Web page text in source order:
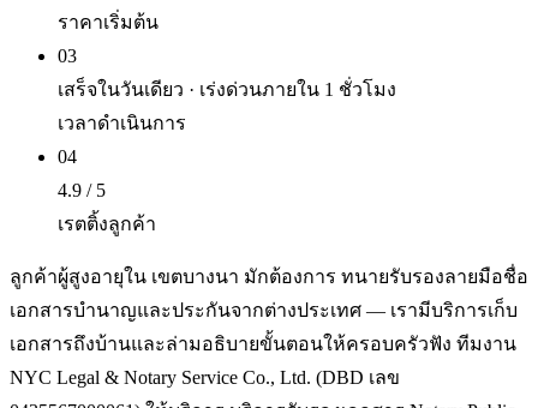
ราคาเริ่มต้น
03
เสร็จในวันเดียว · เร่งด่วนภายใน 1 ชั่วโมง
เวลาดำเนินการ
04
4.9 / 5
เรตติ้งลูกค้า
ลูกค้าผู้สูงอายุใน เขตบางนา มักต้องการ ทนายรับรองลายมือชื่อ
เอกสารบำนาญและประกันจากต่างประเทศ — เรามีบริการเก็บ
เอกสารถึงบ้านและล่ามอธิบายขั้นตอนให้ครอบครัวฟัง ทีมงาน
NYC Legal & Notary Service Co., Ltd. (DBD เลข